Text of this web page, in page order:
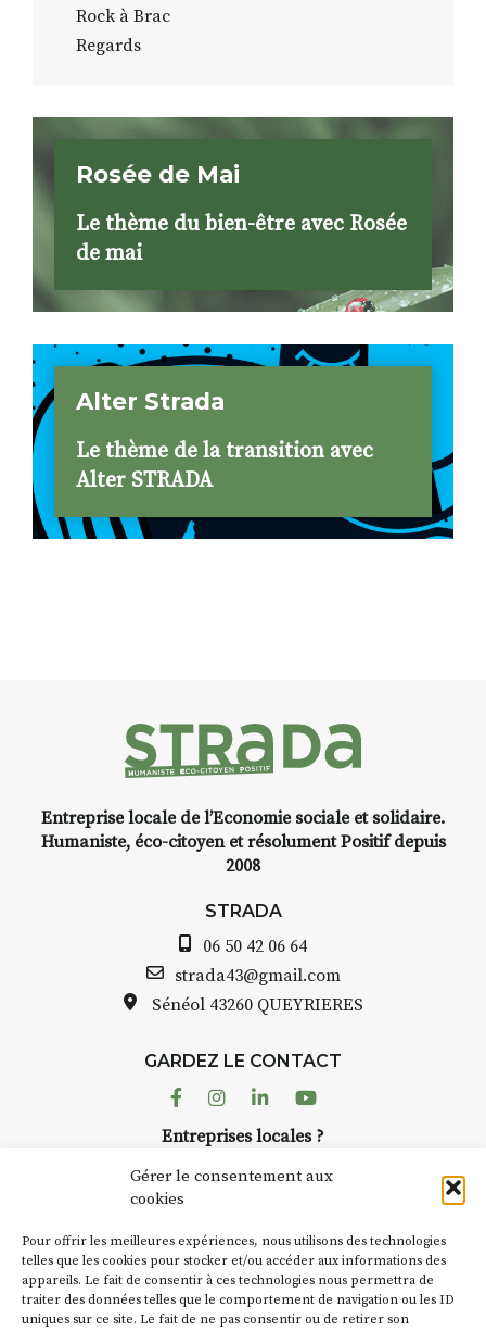
Gérer le consentement aux
cookies
Pour offrir les meilleures expériences, nous utilisons des technologies
telles que les cookies pour stocker et/ou accéder aux informations des
appareils. Le fait de consentir à ces technologies nous permettra de
traiter des données telles que le comportement de navigation ou les ID
uniques sur ce site. Le fait de ne pas consentir ou de retirer son
Rock à Brac
Regards
Rosée de Mai
Le thème du bien-être avec Rosée
de mai
Alter Strada
Le thème de la transition avec
Alter STRADA
Entreprise locale de l’Economie sociale et solidaire.
Humaniste, éco-citoyen et résolument Positif depuis
2008
STRADA
06 50 42 06 64
strada43@gmail.com
Sénéol 43260 QUEYRIERES
GARDEZ LE CONTACT
FacebookInstagram
LinkedinYoutube
Entreprises locales ?
Suivez toute l'actu de Strada